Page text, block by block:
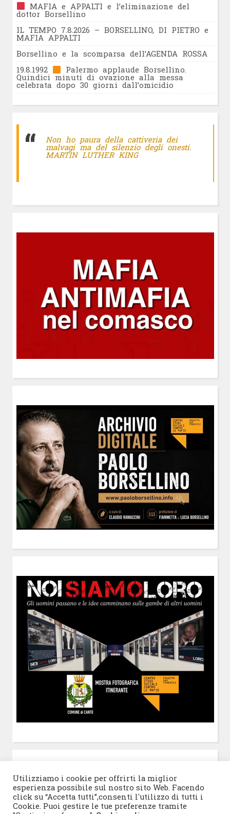
MAFIA e APPALTI e l’eliminazione del
dottor Borsellino
IL TEMPO 7.8.2026 – BORSELLINO, DI PIETRO e
MAFIA APPALTI
Borsellino e la scomparsa dell’AGENDA ROSSA
19.8.1992
Palermo applaude Borsellino.
Quindici minuti di ovazione alla messa
celebrata dopo 30 giorni dall’omicidio
Non ho paura della cattiveria dei
malvagi ma del silenzio degli onesti.
MARTIN LUTHER KING
Utilizziamo i cookie per offrirti la miglior
esperienza possibile sul nostro sito Web. Facendo
click su “Accetta tutti”,consenti l'utilizzo di tutti i
Cookie. Puoi gestire le tue preferenze tramite